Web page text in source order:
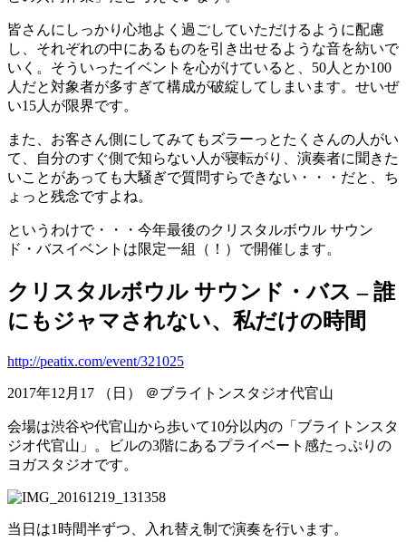
皆さんにしっかり心地よく過ごしていただけるように配慮
し、それぞれの中にあるものを引き出せるような音を紡いで
いく。そういったイベントを心がけていると、50人とか100
人だと対象者が多すぎて構成が破綻してしまいます。せいぜ
い15人が限界です。
また、お客さん側にしてみてもズラーっとたくさんの人がい
て、自分のすぐ側で知らない人が寝転がり、演奏者に聞きた
いことがあっても大騒ぎで質問すらできない・・・だと、ち
ょっと残念ですよね。
というわけで・・・今年最後のクリスタルボウル サウン
ド・バスイベントは限定一組（！）で開催します。
クリスタルボウル サウンド・バス – 誰
にもジャマされない、私だけの時間
http://peatix.com/event/321025
2017年12月17 （日） ＠ブライトンスタジオ代官山
会場は渋谷や代官山から歩いて10分以内の「ブライトンスタ
ジオ代官山」。ビルの3階にあるプライベート感たっぷりの
ヨガスタジオです。
当日は1時間半ずつ、入れ替え制で演奏を行います。